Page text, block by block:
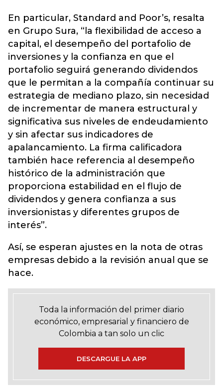
En particular, Standard and Poor’s, resalta
en Grupo Sura, “la flexibilidad de acceso a
capital, el desempeño del portafolio de
inversiones y la confianza en que el
portafolio seguirá generando dividendos
que le permitan a la compañía continuar su
estrategia de mediano plazo, sin necesidad
de incrementar de manera estructural y
significativa sus niveles de endeudamiento
y sin afectar sus indicadores de
apalancamiento. La firma calificadora
también hace referencia al desempeño
histórico de la administración que
proporciona estabilidad en el flujo de
dividendos y genera confianza a sus
inversionistas y diferentes grupos de
interés”.
Así, se esperan ajustes en la nota de otras
empresas debido a la revisión anual que se
hace.
Toda la información del primer diario
económico, empresarial y financiero de
Colombia a tan solo un clic
DESCARGUE LA APP